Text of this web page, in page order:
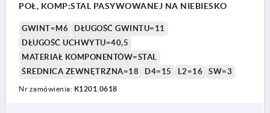
POŁ, KOMP:STAL PASYWOWANEJ NA NIEBIESKO
GWINT=M6
DŁUGOŚĆ GWINTU=11
DŁUGOŚĆ UCHWYTU=40,5
MATERIAŁ KOMPONENTÓW=STAL
ŚREDNICA ZEWNĘTRZNA=18
D4=15 L2=16 SW=3
Nr zamówienia: K1201.0618